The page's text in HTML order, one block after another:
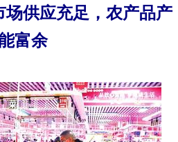
场供应充足，农产品产
富余